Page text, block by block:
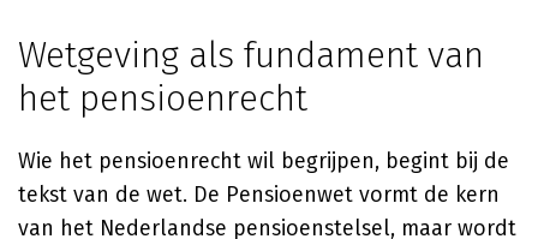
Wetgeving als fundament van
het pensioenrecht
Wie het pensioenrecht wil begrijpen, begint bij de
tekst van de wet. De Pensioenwet vormt de kern
van het Nederlandse pensioenstelsel, maar wordt